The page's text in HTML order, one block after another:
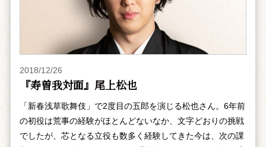
2018/12/26
『寿曽我対面』尾上松也
「新春浅草歌舞伎」で2度目の五郎を演じる松也さん。6年前
の初役は荒事の経験がほとんどないなか、文字どおりの挑戦
でしたが、芯となる立役も数多く経験してきた今は、次の課